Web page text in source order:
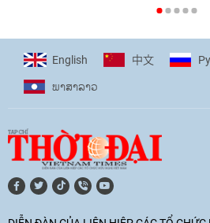
phó với biến
17:07|09/06/2026
[Video] Lào
quan hệ với
11:01 |09/06/2026
English 中文
ພາ​ສາ​ລາວ